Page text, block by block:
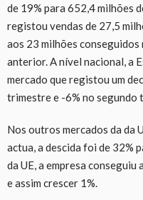
de 19% para 652,4 milhões
registou vendas de 27,5
aos 23 milhões
anterior. A nível nacional, a
mercado que registou um
trimestre e -6% no segundo
Nos outros mercados da da
actua, a descida foi de 32%
da UE, a empresa conseguiu
e assim crescer 1%.